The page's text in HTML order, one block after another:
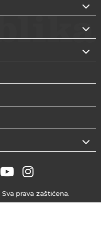
Sva prava zaštićena.